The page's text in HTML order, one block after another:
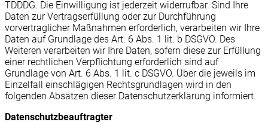
TDDDG. Die Einwilligung ist jederzeit widerrufbar. Sind Ihre
Daten zur Vertragserfüllung oder zur Durchführung
vorvertraglicher Maßnahmen erforderlich, verarbeiten wir Ihre
Daten auf Grundlage des Art. 6 Abs. 1 lit. b DSGVO. Des
Weiteren verarbeiten wir Ihre Daten, sofern diese zur Erfüllung
einer rechtlichen Verpflichtung erforderlich sind auf
Grundlage von Art. 6 Abs. 1 lit. c DSGVO. Über die jeweils im
Einzelfall einschlägigen Rechtsgrundlagen wird in den
folgenden Absätzen dieser Datenschutzerklärung informiert.
Datenschutz­beauftragter